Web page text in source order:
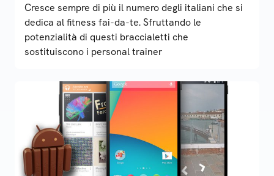
Cresce sempre di più il numero degli italiani che si
dedica al fitness fai-da-te. Sfruttando le
potenzialità di questi braccialetti che
sostituiscono i personal trainer